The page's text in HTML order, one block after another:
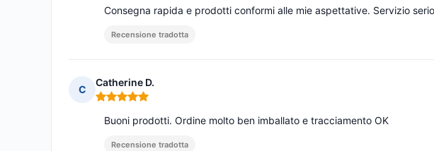
Consegna rapida e prodotti conformi alle mie aspettative. Servizio
Recensione tradotta
C
Catherine D.
Nota: 5 su 5
Buoni prodotti. Ordine molto ben imballato e tracciamento OK
Recensione tradotta